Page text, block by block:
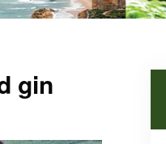
gin